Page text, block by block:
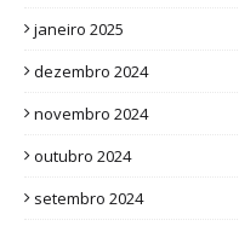
janeiro 2025
dezembro 2024
novembro 2024
outubro 2024
setembro 2024